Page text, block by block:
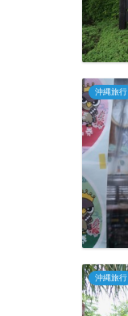
沖縄旅行
沖縄旅行